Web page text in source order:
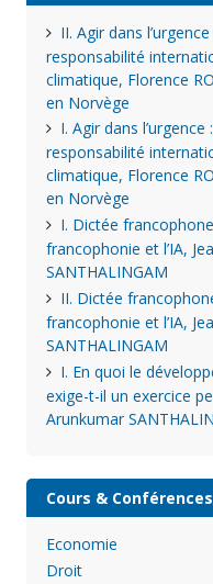
II. Agir dans
responsabilité
climatique, Florence
en Norvège
I. Agir dans
responsabilité
climatique, Florence
en Norvège
I. Dictée
francophonie et l’IA,
SANTHALINGAM
II. Dictée
francophonie et l’IA,
SANTHALINGAM
I. En quoi le
exige-t-il un exercice
Arunkumar
Cours & Conférences
Economie
Droit